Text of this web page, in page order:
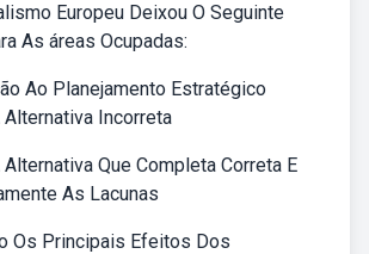
Europeu Deixou O Seguinte
As áreas Ocupadas:
Ao Planejamento Estratégico
Incorreta
Que Completa Correta E
As Lacunas
Os Principais Efeitos Dos